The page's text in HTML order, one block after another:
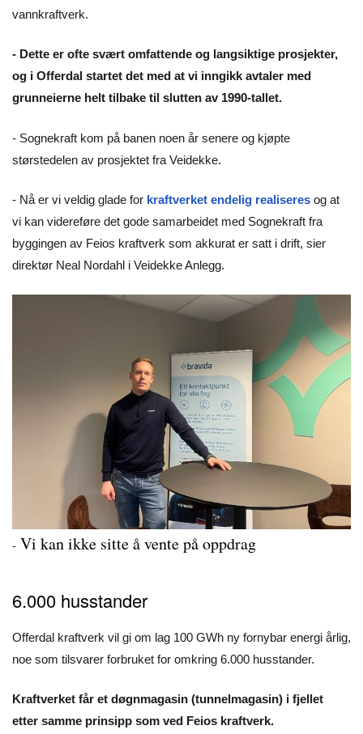
vannkraftverk.
- Dette er ofte svært omfattende og langsiktige prosjekter,
og i Offerdal startet det med at vi inngikk avtaler med
grunneierne helt tilbake til slutten av 1990-tallet.
- Sognekraft kom på banen noen år senere og kjøpte
størstedelen av prosjektet fra Veidekke.
- Nå er vi veldig glade for kraftverket endelig realiseres og at
vi kan videreføre det gode samarbeidet med Sognekraft fra
byggingen av Feios kraftverk som akkurat er satt i drift, sier
direktør Neal Nordahl i Veidekke Anlegg.
- Vi kan ikke sitte å vente på oppdrag
6.000 husstander
Offerdal kraftverk vil gi om lag 100 GWh ny fornybar energi årlig,
noe som tilsvarer forbruket for omkring 6.000 husstander.
Kraftverket får et døgnmagasin (tunnelmagasin) i fjellet
etter samme prinsipp som ved Feios kraftverk.